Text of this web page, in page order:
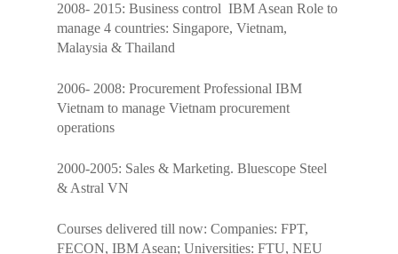
2008- 2015: Business control IBM Asean Role to
manage 4 countries: Singapore, Vietnam,
Malaysia & Thailand
2006- 2008: Procurement Professional IBM
Vietnam to manage Vietnam procurement
operations
2000-2005: Sales & Marketing. Bluescope Steel
& Astral VN
Courses delivered till now: Companies: FPT,
FECON, IBM Asean; Universities: FTU, NEU